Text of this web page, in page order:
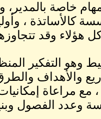
خاصة بالمدير،
كالأساتذة ،
هؤلاء وقد
وهو التفكير
والأهداف
، مع مراعاة
وعدد الفصول